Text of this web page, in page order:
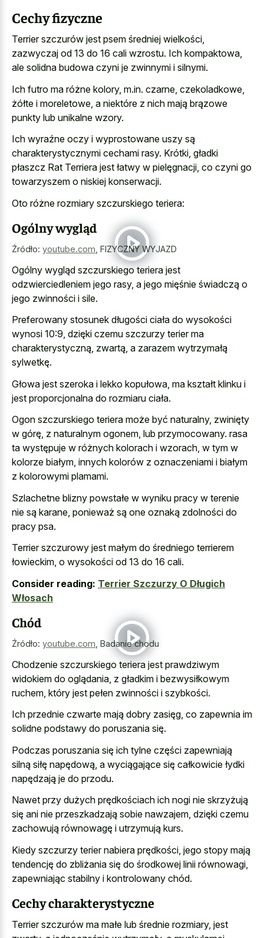
Cechy fizyczne
Terrier szczurów jest psem średniej wielkości,
zazwyczaj od 13 do 16 cali wzrostu. Ich kompaktowa,
ale solidna budowa czyni je zwinnymi i silnymi.
Ich futro ma różne kolory, m.in. czarne, czekoladkowe,
żółte i moreletowe, a niektóre z nich mają brązowe
punkty lub unikalne wzory.
Ich wyraźne oczy i wyprostowane uszy są
charakterystycznymi cechami rasy. Krótki, gładki
płaszcz Rat Terriera jest łatwy w pielęgnacji, co czyni go
towarzyszem o niskiej konserwacji.
Oto różne rozmiary szczurskiego teriera:
Ogólny wygląd
Źródło: youtube.com FIZYCZNY WYJAZD
Ogólny wygląd szczurskiego teriera jest
odzwierciedleniem jego rasy, a jego mięśnie świadczą o
jego zwinności i sile.
Preferowany stosunek długości ciała do wysokości
wynosi 10:9, dzięki czemu szczurzy terier ma
charakterystyczną, zwartą, a zarazem wytrzymałą
sylwetkę.
Głowa jest szeroka i lekko kopułowa, ma kształt klinku i
jest proporcjonalna do rozmiaru ciała.
Ogon szczurskiego teriera może być naturalny, zwinięty
w górę, z naturalnym ogonem, lub przymocowany. rasa
ta występuje w różnych kolorach i wzorach, w tym w
kolorze białym, innych kolorów z oznaczeniami i białym
z kolorowymi plamami.
Szlachetne blizny powstałe w wyniku pracy w terenie
nie są karane, ponieważ są one oznaką zdolności do
pracy psa.
Terrier szczurowy jest małym do średniego terrierem
łowieckim, o wysokości od 13 do 16 cali.
Consider reading: Terrier Szczurzy O Długich
Włosach
Chód
Źródło: youtube.com Badanie chodu
Chodzenie szczurskiego teriera jest prawdziwym
widokiem do oglądania, z gładkim i bezwysiłkowym
ruchem, który jest pełen zwinności i szybkości.
Ich przednie czwarte mają dobry zasięg, co zapewnia im
solidne podstawy do poruszania się.
Podczas poruszania się ich tylne części zapewniają
silną siłę napędową, a wyciągające się całkowicie łydki
napędzają je do przodu.
Nawet przy dużych prędkościach ich nogi nie skrzyżują
się ani nie przeszkadzają sobie nawzajem, dzięki czemu
zachowują równowagę i utrzymują kurs.
Kiedy szczurzy terier nabiera prędkości, jego stopy mają
tendencję do zbliżania się do środkowej linii równowagi,
zapewniając stabilny i kontrolowany chód.
Cechy charakterystyczne
Terrier szczurów ma małe lub średnie rozmiary, jest